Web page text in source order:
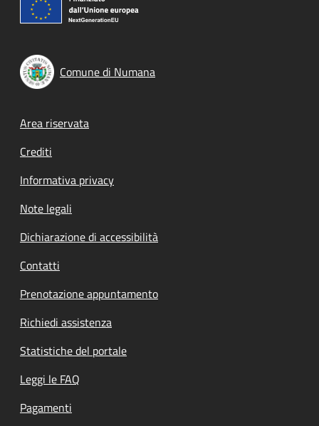
Comune di Numana
Footer menu
Area riservata
Crediti
Informativa privacy
Note legali
Dichiarazione di accessibilità
Contatti
Prenotazione appuntamento
Richiedi assistenza
Statistiche del portale
Leggi le FAQ
Pagamenti